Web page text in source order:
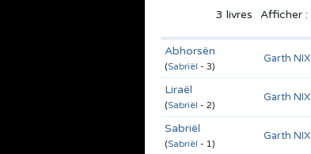
3 livres Afficher :
Abhorsën
(Sabriël - 3)
Garth NIX
Liraël
(Sabriël - 2)
Garth NIX
Sabriël
(Sabriël - 1)
Garth NIX